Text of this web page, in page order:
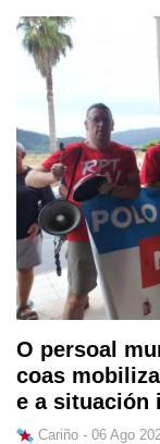
O persoal
coas
e a situación
Cariño - 06 Ago